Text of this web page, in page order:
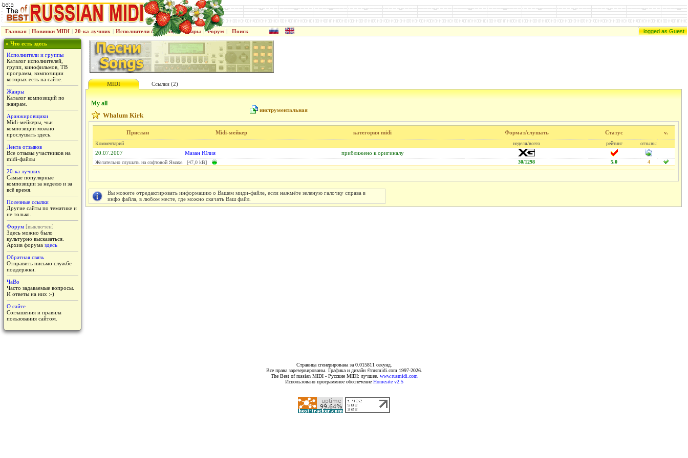
Главная | Новинки MIDI | 20-ка лучших | Исполнители & группы | Жанры | Форум | Поиск
logged as Guest
» Что есть здесь
Исполнители и группы
Каталог исполнителей,
групп, кинофильмов, ТВ
программ, композиции
которых есть на сайте.
Жанры
Каталог композиций по
жанрам.
Аранжировщики
Midi-мейкеры, чьи
композиции можно
прослушать здесь.
Лента отзывов
Все отзывы участников на
midi-файлы
20-ка лучших
Самые популярные
композиции за неделю и за
всё время.
Полезные ссылки
Другие сайты по тематике и
не только.
Форум [выключен]
Здесь можно было
культурно высказаться.
Архив форума здесь
Обратная связь
Отправить письмо службе
поддержки.
ЧаВо
Часто задаваемые вопросы.
И ответы на них :-)
О сайте
Соглашения и правила
пользования сайтом.
MIDI Ссылки (2)
My all
инструментальная
Whalum Kirk
Прислан Midi-мейкер категория midi Формат/слушать Статус v.
Комментарий неделя/всего рейтинг отзывы
20.07.2007 Мазан Юлия приближено к оригиналу
Желательно слушать на софтовой Ямахе. [47,0 kB] 30/1298 5,0 4
Вы можете отредактировать информацию о Вашем миди-файле, если нажмёте зеленую галочку справа в
инфо файла, в любом месте, где можно скачать Ваш файл.
Страница сгенерирована за 0.015811 секунд.
Все права зарезервированы. Графика и дизайн ©rusmidi.com 1997-2026.
The Best of russian MIDI - Русские MIDI: лучшее. www.rusmidi.com
Использовано программное обеспечение Homesite v2.5